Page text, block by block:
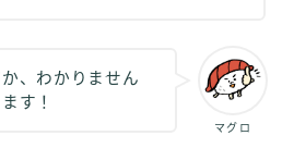
マグロ
、わかりません
す！